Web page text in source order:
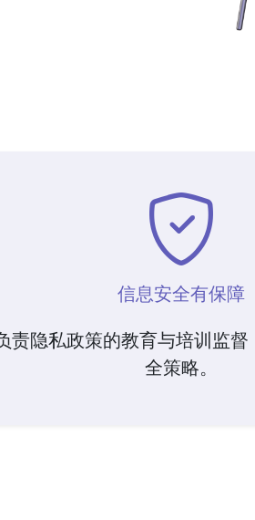
信息安全有保障
责隐私政策的教育与培训监
全策略。